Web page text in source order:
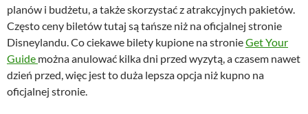
planów i budżetu, a także skorzystać z atrakcyjnych pakietów.
Często ceny biletów tutaj są tańsze niż na oficjalnej stronie
Disneylandu. Co ciekawe bilety kupione na stronieGet Your
Guide można anulować kilka dni przed wyzytą, a czasem nawet
dzień przed, więc jest to duża lepsza opcja niż kupno na
oficjalnej stronie.